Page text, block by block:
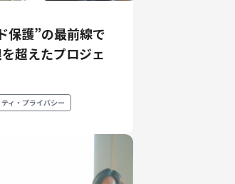
保護”の最前線で
超えたプロジェ
ィ・プライバシー